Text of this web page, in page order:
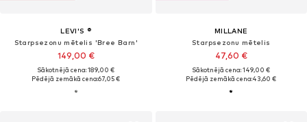
LEVI'S ®
Starpsezonu mētelis 'Bree Barn'
149,00 €
Sākotnējā cena: 189,00 €
Pēdējā zemākā cena:67,05 €
MILLANE
Starpsezonu mētelis
47,60 €
Sākotnējā cena: 149,00 €
Pēdējā zemākā cena:43,60 €